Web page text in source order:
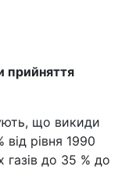
прийняття
що викиди
рівня 1990
до 35 % до